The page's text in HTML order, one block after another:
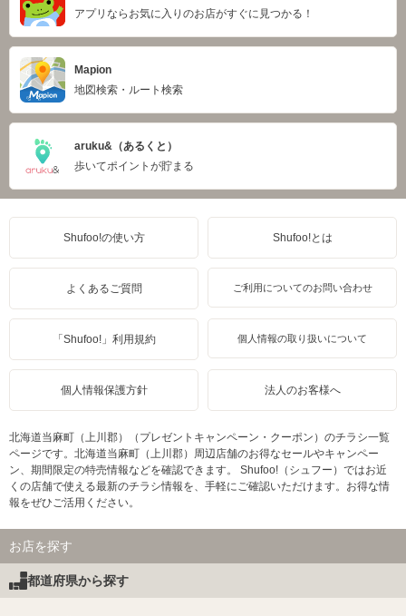
アプリならお気に入りのお店がすぐに見つかる！
Mapion
地図検索・ルート検索
aruku&（あるくと）
歩いてポイントが貯まる
Shufoo!の使い方 Shufoo!とは
よくあるご質問 ご利用についてのお問い合わせ
「Shufoo!」利用規約 個人情報の取り扱いについて
個人情報保護方針 法人のお客様へ
北海道当麻町（上川郡）（プレゼントキャンペーン・クーポン）のチラシ一覧
ページです。北海道当麻町（上川郡）周辺店舗のお得なセールやキャンペー
ン、期間限定の特売情報などを確認できます。 Shufoo!（シュフー）ではお近
くの店舗で使える最新のチラシ情報を、手軽にご確認いただけます。お得な情
報をぜひご活用ください。
お店を探す
都道府県から探す